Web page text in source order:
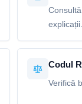
explicații.
Codul
Verifică